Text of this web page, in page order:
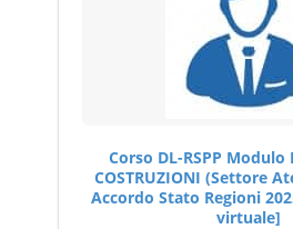
Corso DL-RSPP
COSTRUZIONI (Settore
Accordo Stato Regioni
virtuale]